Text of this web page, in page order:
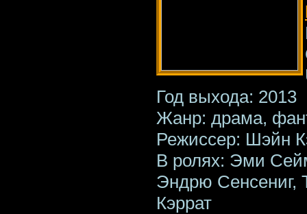
Год выхода: 2013
Жанр: драма,
Режиссер: Шэйн
В ролях: Эми
Эндрю Сенсениг,
Кэррат